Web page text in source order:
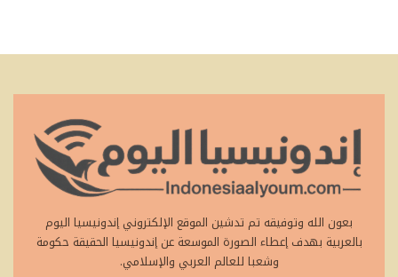
بعون الله وتوفيقه تم تدشين الموقع الإلكتروني إندونيسيا اليوم
بالعربية بهدف إعطاء الصورة الموسعة عن إندونيسيا الحقيقة حكومة
وشعبا للعالم العربي والإسلامي.